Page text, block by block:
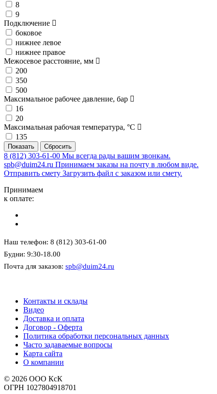
8
9
Подключение
боковое
нижнее левое
нижнее правое
Межосевое расстояние, мм
200
350
500
Максимальное рабочее давление, бар
16
20
Максимальная рабочая температура, °C
135
8 (812) 303-61-00 Мы всегда рады вашим звонкам.
spb@duim24.ru Принимаем заказы на почту в любом виде.
Отправить смету Загрузить файл с заказом или смету.
Принимаем
к оплате:
Наш телефон: 8 (812) 303-61-00
Будни: 9:30-18.00
Почта для заказов: spb@duim24.ru
Контакты и склады
Видео
Доставка и оплата
Договор - Оферта
Политика обработки персональных данных
Часто задаваемые вопросы
Карта сайта
О компании
© 2026 ООО КсК
ОГРН 1027804918701